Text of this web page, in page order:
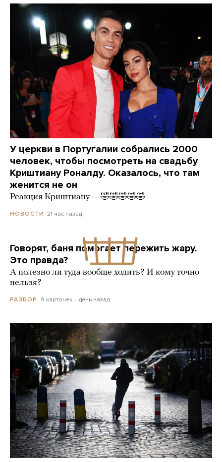
У церкви в Португалии собрались 2000
человек, чтобы посмотреть на свадьбу
Криштиану Роналду. Оказалось, что там
женится не он
Реакция Криштиану — 🤣🤣🤣🤣🤣
НОВОСТИ 21 час назад
Говорят, баня помогает пережить жару.
Это правда?
А полезно ли туда вообще ходить? И кому точно
нельзя?
РАЗБОР 9 карточек день назад